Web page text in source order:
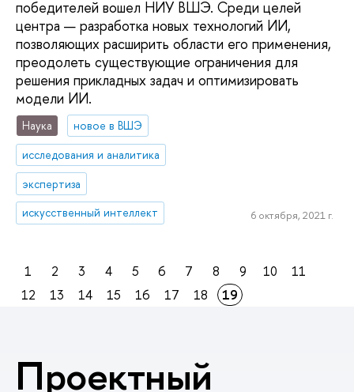
победителей вошел НИУ ВШЭ. Среди целей
центра — разработка новых технологий ИИ,
позволяющих расширить области его применения,
преодолеть существующие ограничения для
решения прикладных задач и оптимизировать
модели ИИ.
Наука
новое в ВШЭ
исследования и аналитика
экспертиза
искусственный интеллект
6 октября, 2021 г.
1 2 3 4 5 6 7 8 9 10
11
12
13 14 15 16 17 18 19
Проектный